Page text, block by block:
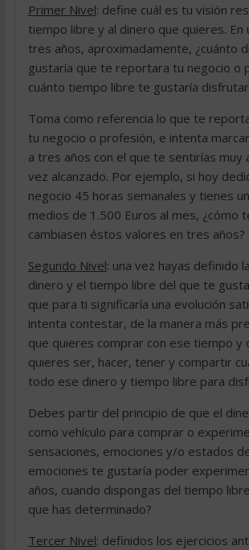
Primer Nivel: define cuál es tu visión
tiempo libre y al dinero que quieres. En
tres años, aproximadamente, ¿cuánto
gustaría que te reportara tu negocio o
cuánto tiempo libre te gustaría
Toma como referencia lo que te
tu negocio o profesión, e intenta
a tres años con el que te sentirías muy
vez alcanzado. Por ejemplo, si hoy
negocio 45 horas semanales y tienes
medios de 1.500 Euros al mes, ¿cómo
cambiasen éstos valores en tres años?
Segundo Nivel: una vez hayas definido
dinero y el tiempo libre del que te
que para ti significaría una evolución
intenta contestar, de la manera más
que quieres comprar con ese tiempo y
quieres ser, hacer, tener y compartir
todo ese dinero y tiempo libre para
Debes partir del principio de que el
como vehículo para comprar o
sensaciones, emociones y/o estados
emociones te gustaría poder
años, cuando dispongas del tiempo
que has determinado?
Tercer Nivel: definidos los ejercicios